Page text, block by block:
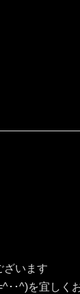
ざいます
･･^)を宜しく